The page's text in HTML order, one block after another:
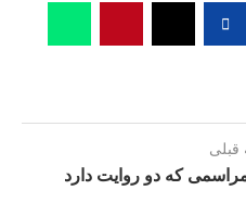
قبلی
که دو روایت دارد